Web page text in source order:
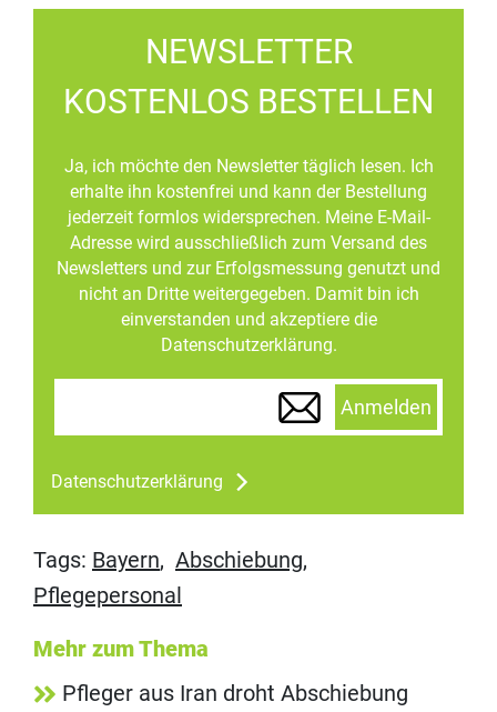
NEWSLETTER
KOSTENLOS BESTELLEN
Ja, ich möchte den Newsletter täglich lesen. Ich
erhalte ihn kostenfrei und kann der Bestellung
jederzeit formlos widersprechen. Meine E-Mail-
Adresse wird ausschließlich zum Versand des
Newsletters und zur Erfolgsmessung genutzt und
nicht an Dritte weitergegeben. Damit bin ich
einverstanden und akzeptiere die
Datenschutzerklärung.
Anmelden
Datenschutzerklärung
Tags: Bayern, Abschiebung,
Pflegepersonal
Mehr zum Thema
Pfleger aus Iran droht Abschiebung